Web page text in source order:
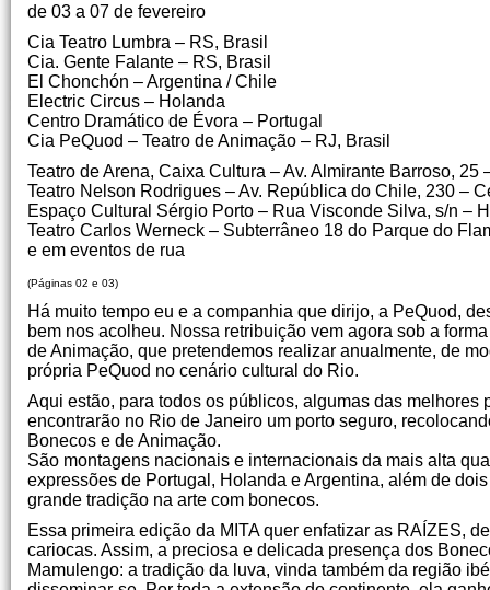
de 03 a 07 de fevereiro
Cia Teatro Lumbra – RS, Brasil
Cia. Gente Falante – RS, Brasil
El Chonchón – Argentina / Chile
Electric Circus – Holanda
Centro Dramático de Évora – Portugal
Cia PeQuod – Teatro de Animação – RJ, Brasil
Teatro de Arena, Caixa Cultura – Av. Almirante Barroso, 25
Teatro Nelson Rodrigues – Av. República do Chile, 230 –
Espaço Cultural Sérgio Porto – Rua Visconde Silva, s/n –
Teatro Carlos Werneck – Subterrâneo 18 do Parque do
e em eventos de rua
(Páginas 02 e 03)
Há muito tempo eu e a companhia que dirijo, a PeQuod,
bem nos acolheu. Nossa retribuição vem agora sob a
de Animação, que pretendemos realizar anualmente, de
própria PeQuod no cenário cultural do Rio.
Aqui estão, para todos os públicos, algumas das
encontrarão no Rio de Janeiro um porto seguro,
Bonecos e de Animação.
São montagens nacionais e internacionais da mais alta
expressões de Portugal, Holanda e Argentina, além de
grande tradição na arte com bonecos.
Essa primeira edição da MITA quer enfatizar as RAÍZES,
cariocas. Assim, a preciosa e delicada presença dos
Mamulengo: a tradição da luva, vinda também da região